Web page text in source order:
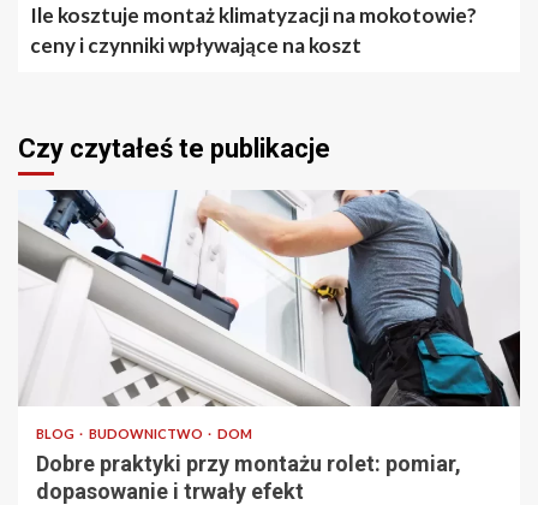
Ile kosztuje montaż klimatyzacji na mokotowie?
ceny i czynniki wpływające na koszt
Czy czytałeś te publikacje
4 min odczytu
BLOG BUDOWNICTWO DOM
Dobre praktyki przy montażu rolet: pomiar,
dopasowanie i trwały efekt